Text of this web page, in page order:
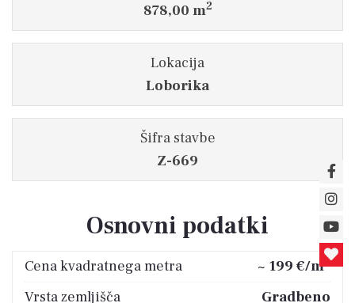
878,00 m2
Lokacija
Loborika
Šifra stavbe
Z-669
Osnovni podatki
Cena kvadratnega metra ~ 199 €/m 2
Vrsta zemljišča Gradbeno